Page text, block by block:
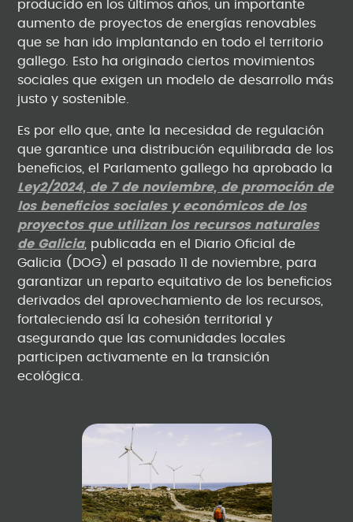
producido en los últimos años, un importante
aumento de proyectos de energías renovables
que se han ido implantando en todo el territorio
gallego. Esto ha originado ciertos movimientos
sociales que exigen un modelo de desarrollo más
justo y sostenible.
Es por ello que, ante la necesidad de regulación
que garantice una distribución equilibrada de los
beneficios, el Parlamento gallego ha aprobado la
Ley2/2024, de 7 de noviembre, de promoción de
los beneficios sociales y económicos de los
proyectos que utilizan los recursos naturales
de Galicia, publicada en el Diario Oficial de
Galicia (DOG) el pasado 11 de noviembre, para
garantizar un reparto equitativo de los beneficios
derivados del aprovechamiento de los recursos,
fortaleciendo así la cohesión territorial y
asegurando que las comunidades locales
participen activamente en la transición
ecológica.